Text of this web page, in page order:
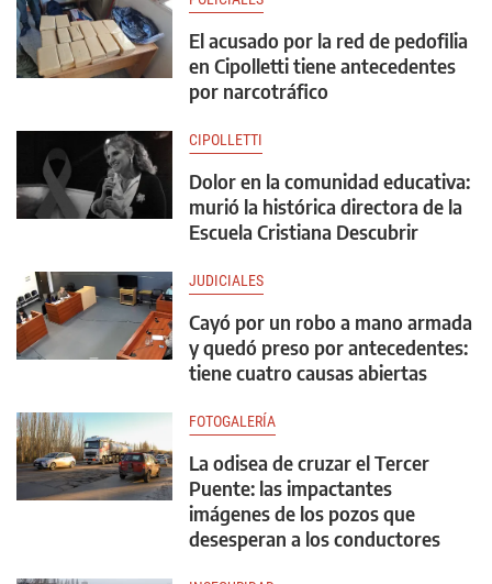
El acusado por la red de pedofilia
en Cipolletti tiene antecedentes
por narcotráfico
CIPOLLETTI
Dolor en la comunidad educativa:
murió la histórica directora de la
Escuela Cristiana Descubrir
JUDICIALES
Cayó por un robo a mano armada
y quedó preso por antecedentes:
tiene cuatro causas abiertas
FOTOGALERÍA
La odisea de cruzar el Tercer
Puente: las impactantes
imágenes de los pozos que
desesperan a los conductores